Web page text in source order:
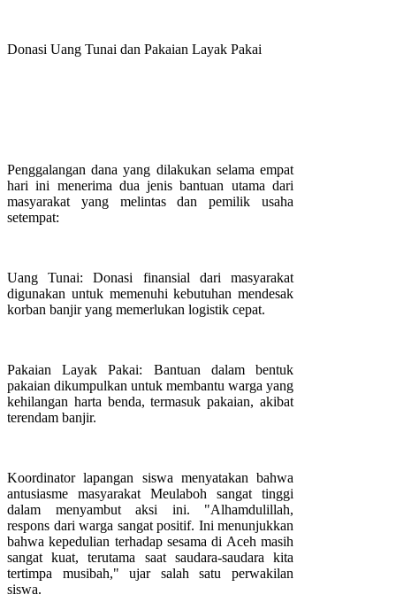
Donasi Uang Tunai dan Pakaian Layak Pakai
Penggalangan dana yang dilakukan selama empat
hari ini menerima dua jenis bantuan utama dari
masyarakat yang melintas dan pemilik usaha
setempat:
Uang Tunai: Donasi finansial dari masyarakat
digunakan untuk memenuhi kebutuhan mendesak
korban banjir yang memerlukan logistik cepat.
Pakaian Layak Pakai: Bantuan dalam bentuk
pakaian dikumpulkan untuk membantu warga yang
kehilangan harta benda, termasuk pakaian, akibat
terendam banjir.
Koordinator lapangan siswa menyatakan bahwa
antusiasme masyarakat Meulaboh sangat tinggi
dalam menyambut aksi ini. "Alhamdulillah,
respons dari warga sangat positif. Ini menunjukkan
bahwa kepedulian terhadap sesama di Aceh masih
sangat kuat, terutama saat saudara-saudara kita
tertimpa musibah," ujar salah satu perwakilan
siswa.